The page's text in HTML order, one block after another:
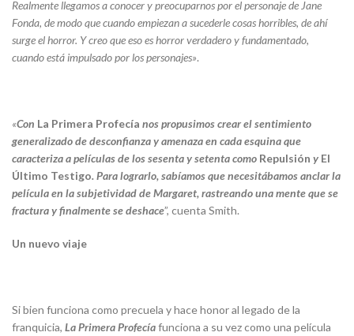
Realmente llegamos a conocer y preocuparnos por el personaje de Jane
Fonda, de modo que cuando empiezan a sucederle cosas horribles, de ahí
surge el horror. Y creo que eso es horror verdadero y fundamentado,
cuando está impulsado por los personajes».
«Con La Primera Profecía nos propusimos crear el sentimiento
generalizado de desconfianza y amenaza en cada esquina que
caracteriza a películas de los sesenta y setenta como Repulsión y El
Último Testigo. Para lograrlo, sabíamos que necesitábamos anclar la
película en la subjetividad de Margaret, rastreando una mente que se
fractura y finalmente se deshace”, cuenta Smith.
Un nuevo viaje
Si bien funciona como precuela y hace honor al legado de la
franquicia, La Primera Profecíafunciona a su vez como una película